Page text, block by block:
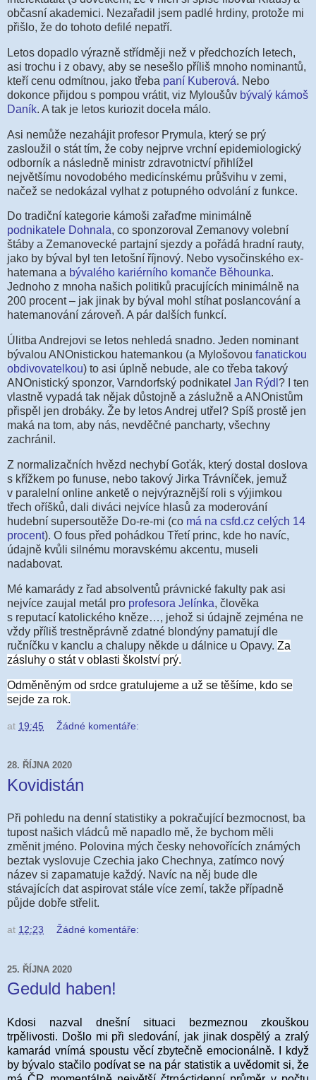
občasní akademici. Nezařadil jsem padlé hrdiny, protože mi
přišlo, že do tohoto defilé nepatří.
Letos dopadlo výrazně střídměji než v předchozích letech,
asi trochu i z obavy, aby se nesešlo příliš mnoho nominantů,
kteří cenu odmítnou, jako třeba paní Kuberová. Nebo
dokonce přijdou s pompou vrátit, viz Myloušův bývalý kámoš
Daník. A tak je letos kuriozit docela málo.
Asi nemůže nezahájit profesor Prymula, který se prý
zasloužil o stát tím, že coby nejprve vrchní epidemiologický
odborník a následně ministr zdravotnictví přihlížel
největšímu novodobého medicínskému průšvihu v zemi,
načež se nedokázal vylhat z potupného odvolání z funkce.
Do tradiční kategorie kámoši zařaďme minimálně
podnikatele Dohnala, co sponzoroval Zemanovy volební
štáby a Zemanovecké partajní sjezdy a pořádá hradní rauty,
jako by býval byl ten letošní říjnový. Nebo vysočinského ex-
hatemana a bývalého kariérního komanče Běhounka.
Jednoho z mnoha našich politiků pracujících minimálně na
200 procent – jak jinak by býval mohl stíhat poslancování a
hatemanování zároveň. A pár dalších funkcí.
Úlitba Andrejovi se letos nehledá snadno. Jeden nominant
bývalou ANOnistickou hatemankou (a Mylošovou fanatickou
obdivovatelkou) to asi úplně nebude, ale co třeba takový
ANOnistický sponzor, Varndorfský podnikatel Jan Rýdl ? I ten
vlastně vypadá tak nějak důstojně a záslužně a ANOnistům
přispěl jen drobáky. Že by letos Andrej utřel? Spíš prostě jen
maká na tom, aby nás, nevděčné pancharty, všechny
zachránil.
Z normalizačních hvězd nechybí Goťák, který dostal doslova
s křížkem po funuse, nebo takový Jirka Trávníček, jemuž
v paralelní online anketě o nejvýraznější roli s výjimkou
třech oříšků, dali diváci nejvíce hlasů za moderování
hudební supersoutěže Do-re-mi (co má na csfd.cz celých 14
procent). O fous před pohádkou Třetí princ, kde ho navíc,
údajně kvůli silnému moravskému akcentu, museli
nadabovat.
Mé kamarády z řad absolventů právnické fakulty pak asi
nejvíce zaujal metál pro profesora Jelínka, člověka
s reputací katolického kněze…, jehož si údajně zejména ne
vždy příliš trestněprávně zdatné blondýny pamatují dle
ručníčku v kanclu a chalupy někde u dálnice u Opavy. Za
zásluhy o stát v oblasti školství prý.
Odměněným od srdce gratulujeme a už se těšíme, kdo se
sejde za rok.
at 19:45 Žádné komentáře:
28. ŘÍJNA 2020
Kovidistán
Při pohledu na denní statistiky a pokračující bezmocnost, ba
tupost našich vládců mě napadlo mě, že bychom měli
změnit jméno. Polovina mých česky nehovořících známých
beztak vyslovuje Czechia jako Chechnya, zatímco nový
název si zapamatuje každý. Navíc na něj bude dle
stávajících dat aspirovat stále více zemí, takže případně
půjde dobře střelit.
at 12:23 Žádné komentáře:
25. ŘÍJNA 2020
Geduld haben!
Kdosi nazval dnešní situaci bezmeznou zkouškou
trpělivosti. Došlo mi při sledování, jak jinak dospělý a zralý
kamarád vnímá spoustu věcí zbytečně emocionálně. I když
by bývalo stačilo podívat se na pár statistik a uvědomit si, že